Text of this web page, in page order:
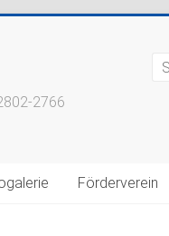
2766
Förderverein